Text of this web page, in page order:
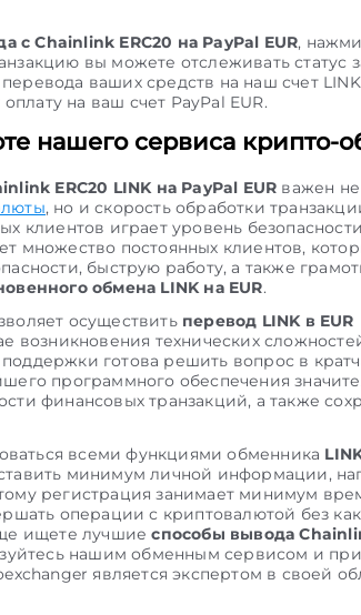
с Chainlink ERC20 на PayPal EUR,
вы можете отслеживать статус
ваших средств на наш счет
на ваш счет PayPal EUR.
нашего сервиса крипто-
ERC20 LINK на PayPal EUR важен
, но и скорость обработки
клиентов играет уровень
множество постоянных клиентов,
быструю работу, а также
обмена LINK на EUR.
осуществить перевод LINK в EUR
возникновения технических
готова решить вопрос в
программного обеспечения
финансовых транзакций, а также
всеми функциями обменника
минимум личной информации,
регистрация занимает минимум
операции с криптовалютой без
ищете лучшиеспособы вывода
нашим обменным сервисом и
является экспертом в своей